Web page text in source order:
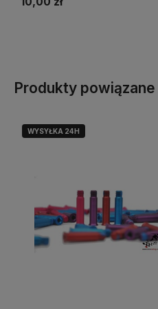
Produkty powiązane
WYSYŁKA 24H